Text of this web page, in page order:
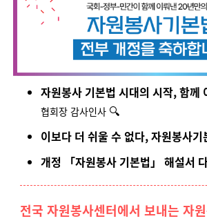
자원봉사 기본법 시대의 시작, 함께
협회장 감사인사 🔍
이보다 더 쉬울 수 없다, 자원봉사기
개정 「자원봉사 기본법」 해설서
전국 자원봉사센터에서 보내는 자